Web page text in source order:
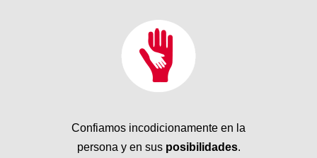
Confiamos incodicionamente en la
persona y en sus posibilidades.